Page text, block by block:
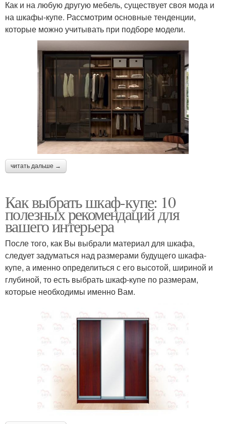
Как и на любую другую мебель, существует своя мода и
на шкафы-купе. Рассмотрим основные тенденции,
которые можно учитывать при подборе модели.
читать дальше →
Как выбрать шкаф-купе: 10
полезных рекомендаций для
вашего интерьера
После того, как Вы выбрали материал для шкафа,
следует задуматься над размерами будущего шкафа-
купе, а именно определиться с его высотой, шириной и
глубиной, то есть выбрать шкаф-купе по размерам,
которые необходимы именно Вам.